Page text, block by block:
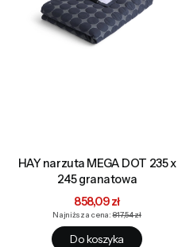
HAY narzuta MEGA DOT 235 x
245 granatowa
Cena promocyjna
858,09 zł
Najniższa cena: 817,54 zł
Do koszyka